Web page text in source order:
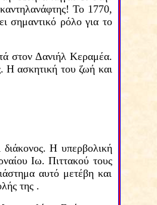
καντηλανάφτης! Το 1770,
σημαντικό ρόλο για το
στον Δανιήλ Κεραμέα.
Η ασκητική του ζωή και
διάκονος. Η υπερβολική
Ιω.Πιττακού τους
αυτό μετέβη και
της .